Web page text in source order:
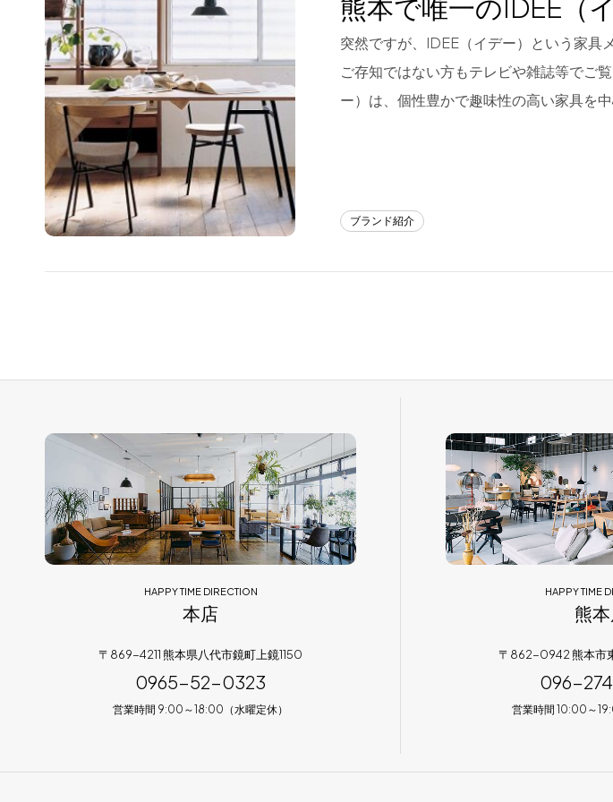
Blog
About us
for Business
Recruit
Contact
熊本店
096-274-8175
0965-45-9282
熊本で唯一のIDEE（
突然ですが、IDEE（イデー）という家具
ご存知ではない方もテレビや雑誌等でご
ー）は、個性豊かで趣味性の高い家具を
ブランド紹介
HAPPY TIME DIRECTION
本店
〒869-4211 熊本県八代市鏡町上鏡1150
0965-52-0323
営業時間 9:00～18:00（水曜定休）
HAPPY TIME
熊
〒862-0942 熊本市
096-
営業時間 10:00～